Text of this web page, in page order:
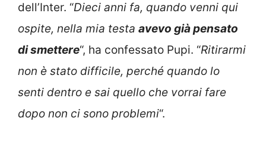
dell’Inter. “Dieci anni fa, quando venni qui
ospite, nella mia testa avevo già pensato
di smettere“, ha confessato Pupi. “Ritirarmi
non è stato difficile, perché quando lo
senti dentro e sai quello che vorrai fare
dopo non ci sono problemi“.